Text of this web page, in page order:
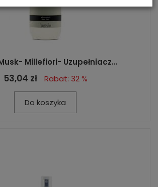
Millefiori- Uzupełniacz...
53,04 zł Rabat: 32 %
Do koszyka